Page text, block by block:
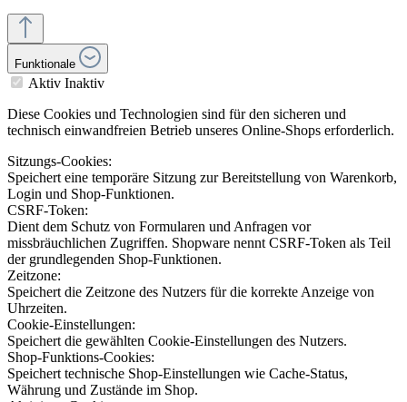
Funktionale
Aktiv Inaktiv
Diese Cookies und Technologien sind für den sicheren und
technisch einwandfreien Betrieb unseres Online-Shops erforderlich.
Sitzungs-Cookies:
Speichert eine temporäre Sitzung zur Bereitstellung von Warenkorb,
Login und Shop-Funktionen.
CSRF-Token:
Dient dem Schutz von Formularen und Anfragen vor
missbräuchlichen Zugriffen. Shopware nennt CSRF-Token als Teil
der grundlegenden Shop-Funktionen.
Zeitzone:
Speichert die Zeitzone des Nutzers für die korrekte Anzeige von
Uhrzeiten.
Cookie-Einstellungen:
Speichert die gewählten Cookie-Einstellungen des Nutzers.
Shop-Funktions-Cookies:
Speichert technische Shop-Einstellungen wie Cache-Status,
Währung und Zustände im Shop.